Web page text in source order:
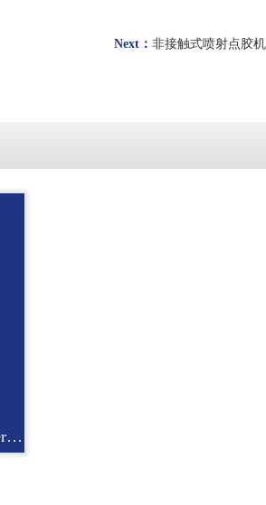
Next： 非接触式喷射点胶机
Dispenser with upper and lower track